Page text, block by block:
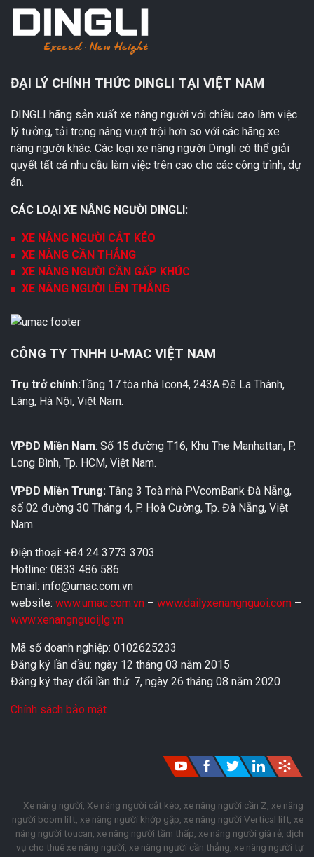
ĐẠI LÝ CHÍNH THỨC DINGLI TẠI VIỆT NAM
DINGLI hãng sản xuất xe nâng người với chiều cao làm việc
lý tưởng, tải trọng nâng vượt trội hơn so với các hãng xe
nâng người khác. Các loại xe nâng người Dingli có thể giải
quyết tất cả nhu cầu làm việc trên cao cho các công trình, dự
án.
CÁC LOẠI XE NÂNG NGƯỜI DINGLI:
XE NÂNG NGƯỜI CẮT KÉO
XE NÂNG CẦN THẲNG
XE NÂNG NGƯỜI CẦN GẤP KHÚC
XE NÂNG NGƯỜI LÊN THẲNG
CÔNG TY TNHH U-MAC VIỆT NAM
Trụ trở chính:Tầng 17 tòa nhà Icon4, 243A Đê La Thành,
Láng, Hà Nội, Việt Nam.
VPĐD Miền Nam: Số 15 đường T16, Khu The Manhattan, P.
Long Bình, Tp. HCM, Việt Nam.
VPĐD Miền Trung: Tầng 3 Toà nhà PVcomBank Đà Nẵng,
số 02 đường 30 Tháng 4, P. Hoà Cường, Tp. Đà Nẵng, Việt
Nam.
Điện thoại: +84 24 3773 3703
Hotline: 0833 486 586
Email: info@umac.com.vn
website: www.umac.com.vn – www.dailyxenangnguoi.com –
www.xenangnguoijlg.vn
Mã số doanh nghiệp: 0102625233
Đăng ký lần đầu: ngày 12 tháng 03 năm 2015
Đăng ký thay đổi lần thứ: 7, ngày 26 tháng 08 năm 2020
Chính sách bảo mật
Xe nâng người, Xe nâng người cắt kéo, xe nâng người cần Z, xe nâng
người boom lift, xe nâng người khớp gập, xe nâng người Vertical lift, xe
nâng người toucan, xe nâng người tầm thấp, xe nâng người giá rẻ, dịch
vụ cho thuê xe nâng người, xe nâng người cần thẳng, xe nâng người tự